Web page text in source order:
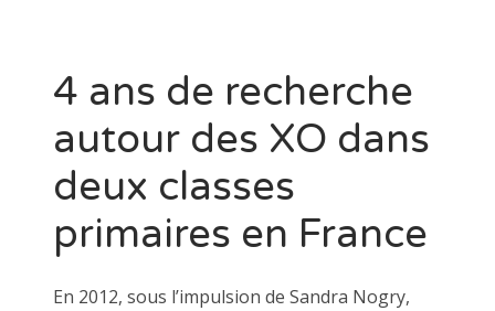
4 ans de recherche
autour des XO dans
deux classes
primaires en France
En 2012, sous l’impulsion de Sandra Nogry,